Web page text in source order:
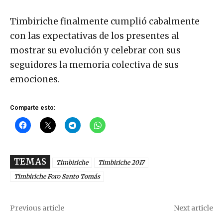
Timbiriche finalmente cumplió cabalmente
con las expectativas de los presentes al
mostrar su evolución y celebrar con sus
seguidores la memoria colectiva de sus
emociones.
Comparte esto:
TEMAS Timbiriche
Timbiriche 2017
Timbiriche Foro Santo Tomás
Previous article Next article